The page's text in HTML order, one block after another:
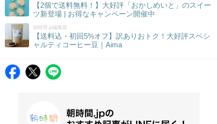
【2個で送料無料！】大好評「おかしめいと」のスイー
ツ新登場 | お得なキャンペーン開催中
朝時間.jp編集部
【送料込・初回5%オフ】訳ありおトク！大好評スペシ
ャルティコーヒー豆｜Aima